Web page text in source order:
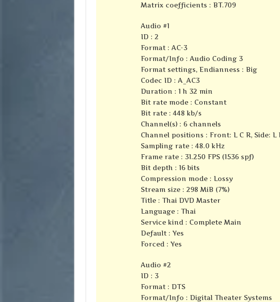
Matrix coefficients : BT.709
Audio #1
ID : 2
Format : AC-3
Format/Info : Audio Coding 3
Format settings, Endianness : Big
Codec ID : A_AC3
Duration : 1 h 32 min
Bit rate mode : Constant
Bit rate : 448 kb/s
Channel(s) : 6 channels
Channel positions : Front: L C R, Side: L
Sampling rate : 48.0 kHz
Frame rate : 31.250 FPS (1536 spf)
Bit depth : 16 bits
Compression mode : Lossy
Stream size : 298 MiB (7%)
Title : Thai DVD Master
Language : Thai
Service kind : Complete Main
Default : Yes
Forced : Yes
Audio #2
ID : 3
Format : DTS
Format/Info : Digital Theater Systems